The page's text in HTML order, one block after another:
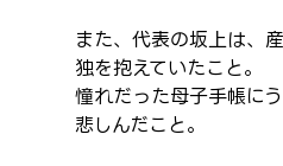
また、代表の坂上は、
独を抱えていたこと。
憧れだった母子手帳に
悲しんだこと。